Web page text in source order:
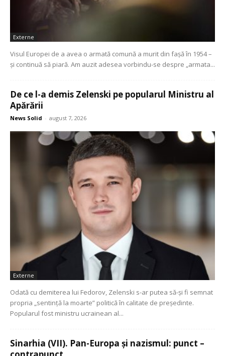
Externe
Visul Europei de a avea o armată comună a murit din fașă în 1954 –
și continuă să piară. Am auzit adesea vorbindu-se despre „armata...
De ce l-a demis Zelenski pe popularul Ministru al
Apărării
News Solid - august 7, 2026
Externe
Odată cu demiterea lui Fedorov, Zelenski s-ar putea să-și fi semnat
propria „sentință la moarte” politică în calitate de președinte.
Popularul fost ministru ucrainean al...
Sinarhia (VII). Pan-Europa și nazismul: punct –